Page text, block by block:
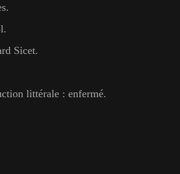
Sicet.
littérale : enfermé.